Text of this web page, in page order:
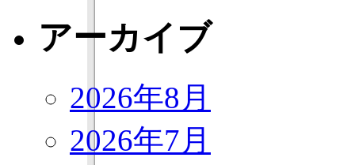
アーカイブ
2026年8月
2026年7月